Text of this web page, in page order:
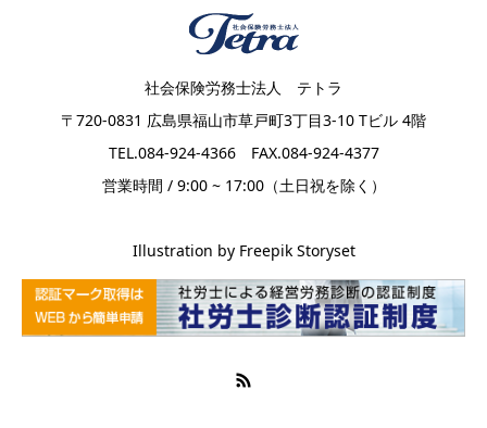
社会保険労務士法人 テトラ
〒720-0831 広島県福山市草戸町3丁目3-10 Tビル 4階
TEL.084-924-4366 FAX.084-924-4377
営業時間 / 9:00 ~ 17:00（土日祝を除く）
Illustration by Freepik Storyset